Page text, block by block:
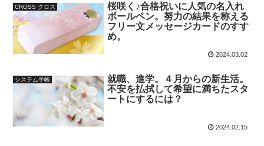
CROSS クロス
桜咲く♪合格祝いに人気の名入れ
ボールペン。努力の結果を称える
フリー文メッセージカードのすす
め。
2024.03.02
システム手帳
就職、進学。４月からの新生活。
不安を払拭して希望に満ちたスタ
ートにするには？
2024.02.15